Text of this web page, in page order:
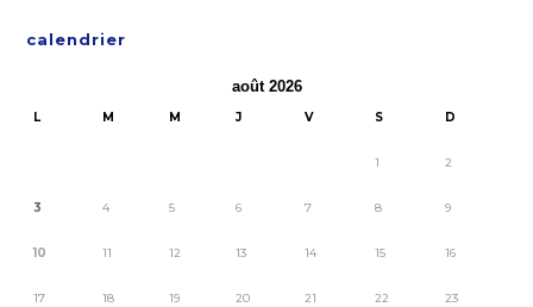
calendrier
août 2026
L M M J V S D
1 2
3 4 5 6 7 8 9
10 11 12 13 14 15 16
17 18 19 20 21 22 23